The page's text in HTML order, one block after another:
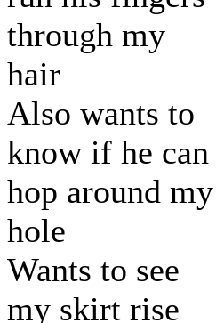
through my
hair
Also wants to
know if he can
hop around my
hole
Wants to see
my skirt rise